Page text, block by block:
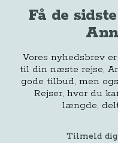
Få de
Vores nyhedsbrev
til din næste rejse,
gode tilbud, men
Rejser, hvor du
længde,
Tilmeld